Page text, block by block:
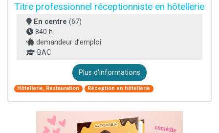
Titre professionnel réceptionniste en hôtellerie
En centre (67)
840 h
demandeur d’emploi
BAC
Plus d'informations
Hôtellerie, Restauration Réception en hôtellerie